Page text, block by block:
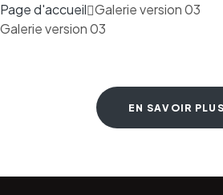
Page d'accueil Galerie version 03
Galerie version 03
EN SAVOIR PLUS